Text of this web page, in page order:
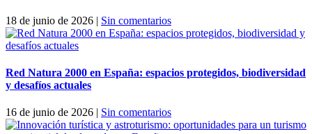
18 de junio de 2026 | Sin comentarios
Red Natura 2000 en España: espacios protegidos, biodiversidad
y desafíos actuales
16 de junio de 2026 | Sin comentarios